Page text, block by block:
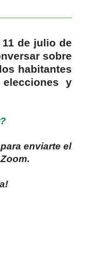
de julio de
sobre
habitantes
y
para enviarte el